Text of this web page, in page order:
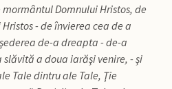
Domnului Hristos, de
- de învierea cea de a
de-a dreapta - de-a
a doua iarăşi venire, - şi
Tale dintru ale Tale, Ţie